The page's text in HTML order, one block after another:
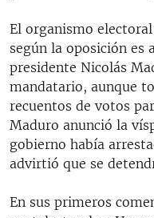
El organismo
según la oposición es
presidente Nicolás
mandatario, aunque
recuentos de votos
Maduro anunció la
gobierno había
advirtió que se
En sus primeros